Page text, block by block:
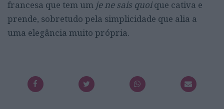
francesa que tem um je ne sais quoique cativa e
prende, sobretudo pela simplicidade que alia a
uma elegância muito própria.